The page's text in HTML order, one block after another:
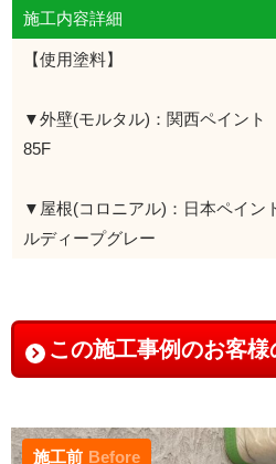
施工内容詳細
【使用塗料】
▼外壁(モルタル)：関西ペイント
85F
▼屋根(コロニアル)：日本ペイン
ルディープグレー
この施工事例のお客様
施工前 Before